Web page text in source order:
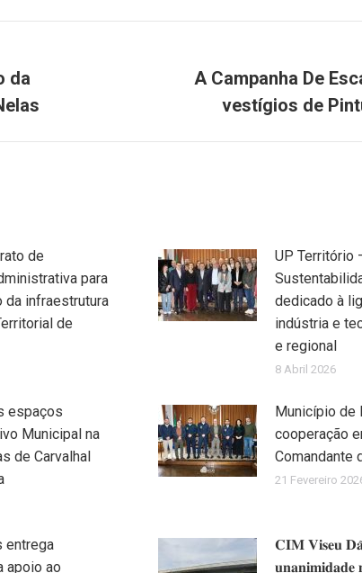
da
A Campanha De
vestígios de
de
para
da infraestrutura
de
UP Território
dedicado à
indústria e
e regional
8 Abril 2026
espaços
Municipal na
de Carvalhal
Município de
cooperação
Comandante
21 Fevereiro
entrega
apoio ao
𝐂𝐈𝐌 𝐕𝐢𝐬𝐞𝐮
𝐮𝐧𝐚𝐧𝐢𝐦𝐢𝐝𝐚𝐝𝐞